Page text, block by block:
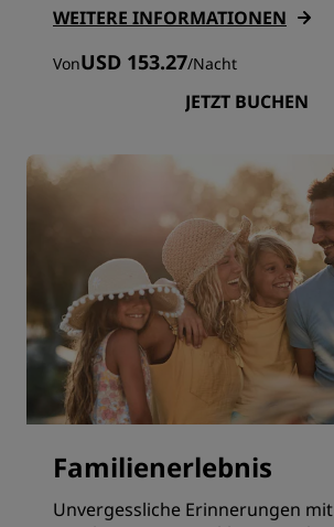
WEITERE INFORMATIONEN
VonUSD 153.27/Nacht
JETZT BUCHEN
Familienerlebnis
Unvergessliche Erinnerungen mit